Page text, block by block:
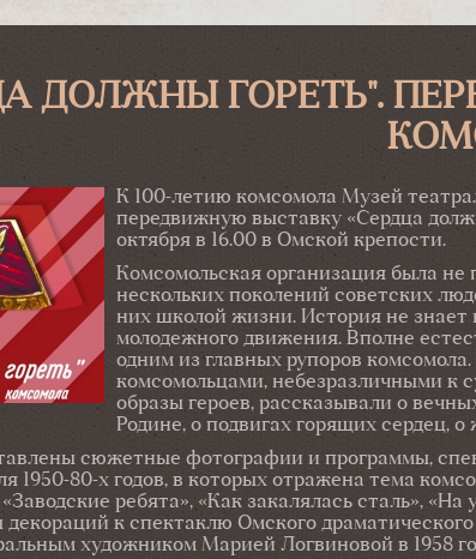
ДОЛЖНЫ ГОРЕТЬ".
К 100-летию комсомола Музей
передвижную выставку «Сердца
октября в 16.00 в Омской крепости.
Комсомольская организация была
нескольких поколений советских
них школой жизни. История не знает
молодежного движения. Вполне
одним из главных рупоров
комсомольцами, небезразличными к
образы героев, рассказывали о
Родине, о подвигах горящих сердец,
сюжетные фотографии и программы,
1950-80-х годов, в которых отражена тема
ребята», «Как закалялась сталь»,
к спектаклю Омского
художником Марией Логвиновой в 1958